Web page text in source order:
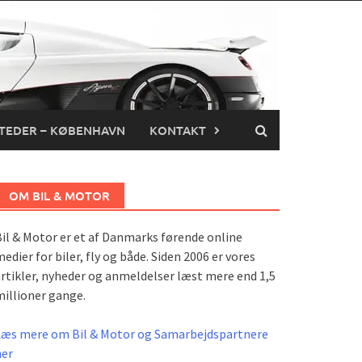
– KØBENHAVN KONTAKT
OM BIL & MOTOR
& Motor er et af Danmarks førende online
for biler, fly og både. Siden 2006 er vores
nyheder og anmeldelser læst mere end 1,5
gange.
mere om Bil & Motor og Samarbejdspartnere